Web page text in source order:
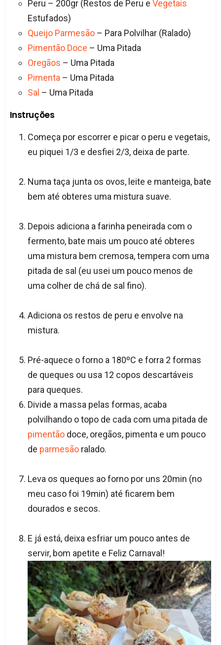
Peru – 200gr (Restos de Peru e Vegetais
Estufados)
Queijo Parmesão– Para Polvilhar (Ralado)
Pimentão Doce – Uma Pitada
Oregãos – Uma Pitada
Pimenta – Uma Pitada
Sal – Uma Pitada
Instruções
Começa por escorrer e picar o peru e vegetais,
eu piquei 1/3 e desfiei 2/3, deixa de parte.
Numa taça junta os ovos, leite e manteiga, bate
bem até obteres uma mistura suave.
Depois adiciona a farinha peneirada com o
fermento, bate mais um pouco até obteres
uma mistura bem cremosa, tempera com uma
pitada de sal (eu usei um pouco menos de
uma colher de chá de sal fino).
Adiciona os restos de peru e envolve na
mistura.
Pré-aquece o forno a 180ºC e forra 2 formas
de queques ou usa 12 copos descartáveis
para queques.
Divide a massa pelas formas, acaba
polvilhando o topo de cada com uma pitada de
pimentãodoce, oregãos, pimenta e um pouco
de parmesãoralado.
Leva os queques ao forno por uns 20min (no
meu caso foi 19min) até ficarem bem
dourados e secos.
E já está, deixa esfriar um pouco antes de
servir, bom apetite e Feliz Carnaval!